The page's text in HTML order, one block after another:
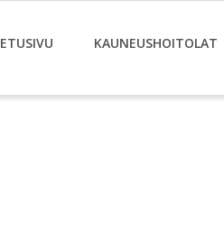
ETUSIVU KAUNEUSHOITOLAT